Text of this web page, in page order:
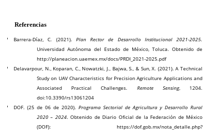
Referencias
Barrera-Díaz, C. (2021). Plan Rector de Desarrollo Institucional 2021-2025.
Universidad Autónoma del Estado de México, Toluca. Obtenido de
http://planeacion.uaemex.mx/docs/PRDI_2021-2025.pdf
Delavarpour, N., Koparan, C., Nowatzki, J., Bajwa, S., & Sun, X. (2021). A Technical
Study on UAV Characteristics for Precision Agriculture Applications and
Associated Practical Challenges. Remote Sensing, 1204.
doi:10.3390/rs13061204
DOF. (25 de 06 de 2020). Programa Sectorial de Agricultura y Desarrollo Rural
2020 – 2024. Obtenido de Diario Oficial de la Federación de México
(DOF): https://dof.gob.mx/nota_detalle.php?